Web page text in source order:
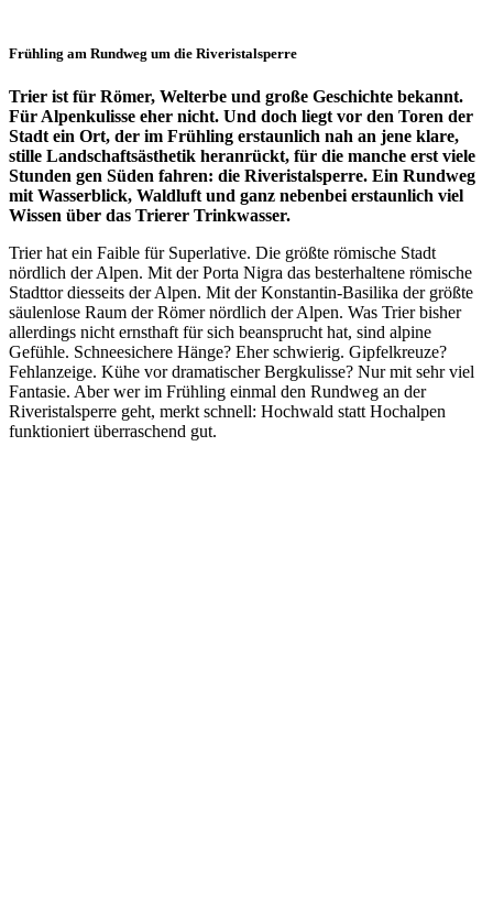
Frühling am Rundweg um die Riveristalsperre
Trier ist für Römer, Welterbe und große Geschichte bekannt.
Für Alpenkulisse eher nicht. Und doch liegt vor den Toren der
Stadt ein Ort, der im Frühling erstaunlich nah an jene klare,
stille Landschaftsästhetik heranrückt, für die manche erst viele
Stunden gen Süden fahren: die Riveristalsperre. Ein Rundweg
mit Wasserblick, Waldluft und ganz nebenbei erstaunlich viel
Wissen über das Trierer Trinkwasser.
Trier hat ein Faible für Superlative. Die größte römische Stadt
nördlich der Alpen. Mit der Porta Nigra das besterhaltene römische
Stadttor diesseits der Alpen. Mit der Konstantin-Basilika der größte
säulenlose Raum der Römer nördlich der Alpen. Was Trier bisher
allerdings nicht ernsthaft für sich beansprucht hat, sind alpine
Gefühle. Schneesichere Hänge? Eher schwierig. Gipfelkreuze?
Fehlanzeige. Kühe vor dramatischer Bergkulisse? Nur mit sehr viel
Fantasie. Aber wer im Frühling einmal den Rundweg an der
Riveristalsperre geht, merkt schnell: Hochwald statt Hochalpen
funktioniert überraschend gut.